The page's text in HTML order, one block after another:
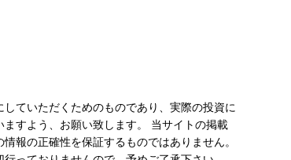
ていただくためのものであり、実際の投資に
すよう、お願い致します。 当サイトの掲載
報の正確性を保証するものではありません。